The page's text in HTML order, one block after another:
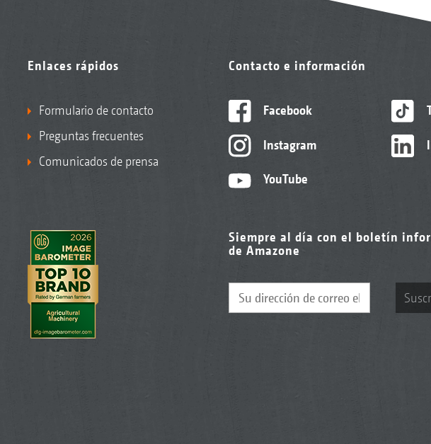
Enlaces rápidos
Formulario de contacto
Preguntas frecuentes
Comunicados de prensa
Contacto e información
Facebook
Instagram
YouTube
Siempre al día con el boletín
de Amazone